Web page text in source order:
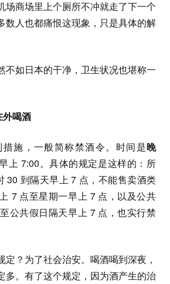
场商场里上个厕所不冲就走了下一个
数人也都痛恨这现象，只是具体的解
不如日本的干净，卫生状况也堪称一
外喝酒
施，一般简称禁酒令。时间是晚
上 7:00。具体的规定是这样的：所
30 到隔天早上 7 点，不能售卖酒类
7 点至星期一早上 7 点，以及公共
公共假日隔天早上 7 点，也实行禁
定？为了社会治安。喝酒喝到深夜，
多。有了这个规定，因为酒产生的治